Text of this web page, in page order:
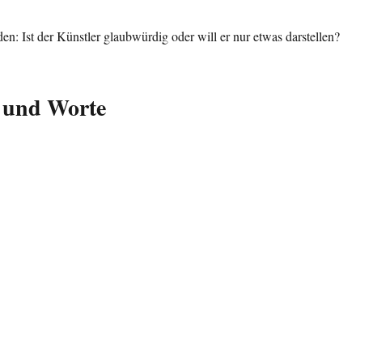
Ist der Künstler glaubwürdig oder will er nur etwas darstellen?
Worte